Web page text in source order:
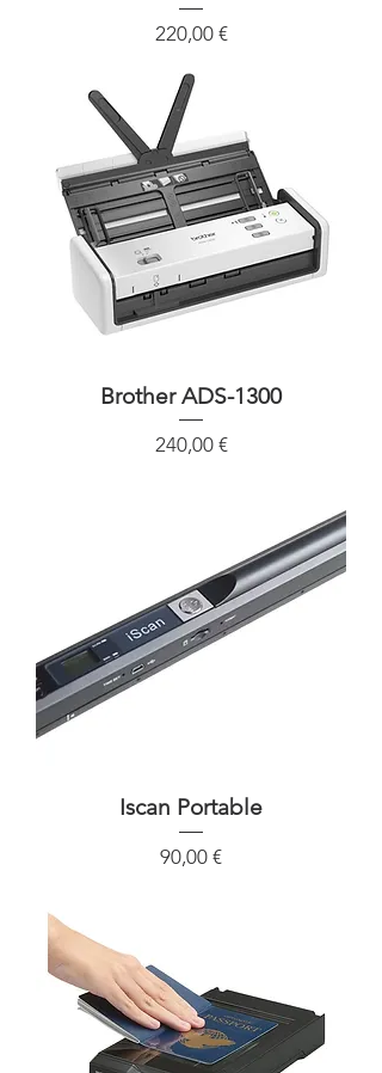
Precio
220,00 €
Brother ADS-1300
Precio
240,00 €
Iscan Portable
Precio
90,00 €